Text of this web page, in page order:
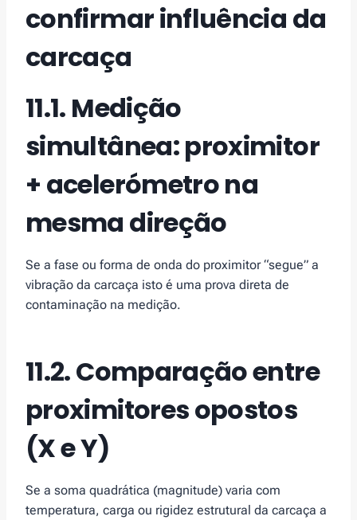
confirmar influência da
carcaça
11.1. Medição
simultânea: proximitor
+ acelerómetro na
mesma direção
Se a fase ou forma de onda do proximitor “segue” a
vibração da carcaça isto é uma prova direta de
contaminação na medição.
11.2. Comparação entre
proximitores opostos
(X e Y)
Se a soma quadrática (magnitude) varia com
temperatura, carga ou rigidez estrutural da carcaça a